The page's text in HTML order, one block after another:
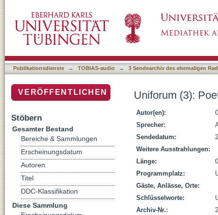
Publikationsdienste → TOBIAS-audio → 3 Sendearchiv des ehemaligen
Uniforum (3):
Autor(en):
Sprecher:
Sendedatum:
Weitere Ausstrahlungen:
Länge:
Programmplatz:
Gäste, Anlässe, Orte:
Schlüsselworte:
Archiv-Nr.:
VERÖFFENTLICHEN
Stöbern
Gesamter Bestand
Bereiche & Sammlungen
Erscheinungsdatum
Autoren
Titel
DDC-Klassifikation
Diese Sammlung